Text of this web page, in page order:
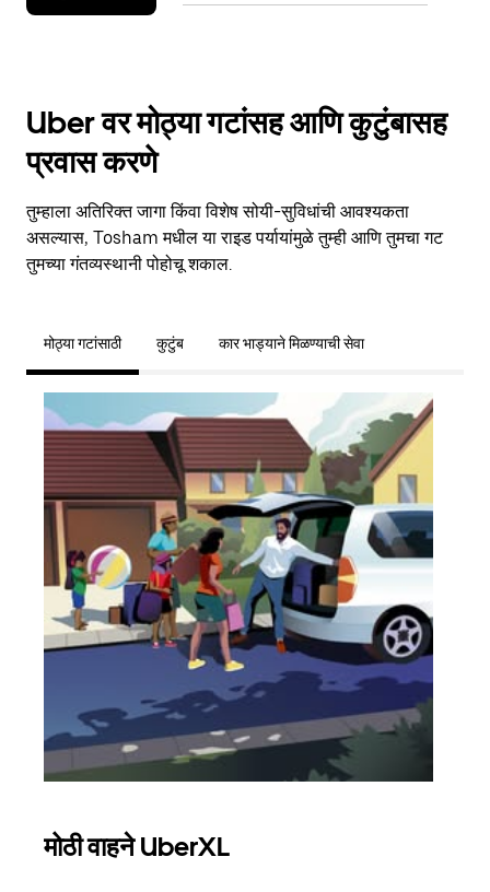
Uber वर मोठ्या गटांसह आणि कुटुंबासह
प्रवास करणे
तुम्हाला अतिरिक्त जागा किंवा विशेष सोयी-सुविधांची आवश्यकता
असल्यास, Tosham मधील या राइड पर्यायांमुळे तुम्ही आणि तुमचा गट
तुमच्या गंतव्यस्थानी पोहोचू शकाल.
मोठ्या गटांसाठी कुटुंब कार भाड्याने मिळण्याची सेवा
मोठी वाहने UberXL